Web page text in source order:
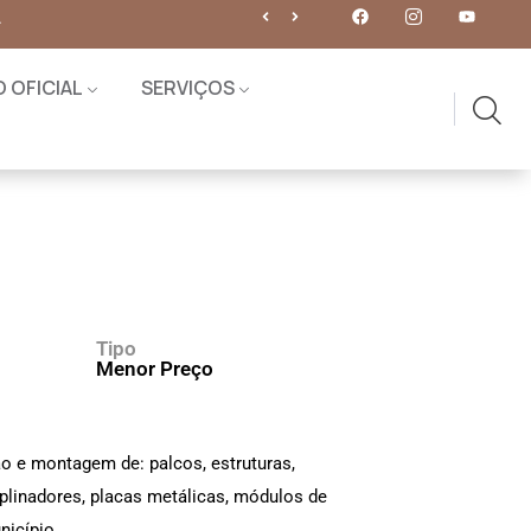
OFICIAL SERVIÇOS
Tipo
Menor Preço
e montagem de: palcos, estruturas,
placas metálicas, módulos de